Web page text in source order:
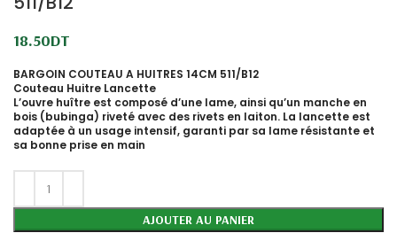
18.50DT
BARGOIN COUTEAU A HUITRES 14CM 511/B12
Couteau Huitre Lancette
L’ouvre huître est composé d’une lame, ainsi qu’un manche en
bois (bubinga) riveté avec des rivets en laiton. La lancette est
adaptée à un usage intensif, garanti par sa lame résistante et
sa bonne prise en main
AJOUTER AU PANIER